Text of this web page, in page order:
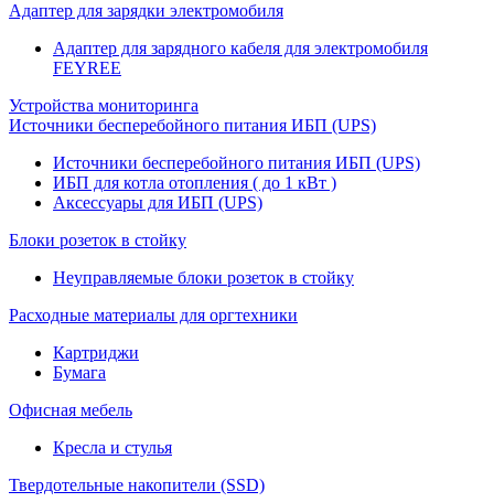
Адаптер для зарядки электромобиля
Адаптер для зарядного кабеля для электромобиля
FEYREE
Устройства мониторинга
Источники бесперебойного питания ИБП (UPS)
Источники бесперебойного питания ИБП (UPS)
ИБП для котла отопления ( до 1 кВт )
Аксессуары для ИБП (UPS)
Блоки розеток в стойку
Неуправляемые блоки розеток в стойку
Расходные материалы для оргтехники
Картриджи
Бумага
Офисная мебель
Кресла и стулья
Твердотельные накопители (SSD)